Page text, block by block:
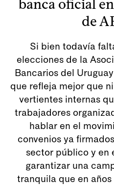
banca oficial
de
Si bien todavía
elecciones de la
Bancarios del
que refleja mejor que
vertientes internas
trabajadores
hablar en el
convenios ya
sector público y en
garantizar una
tranquila que en